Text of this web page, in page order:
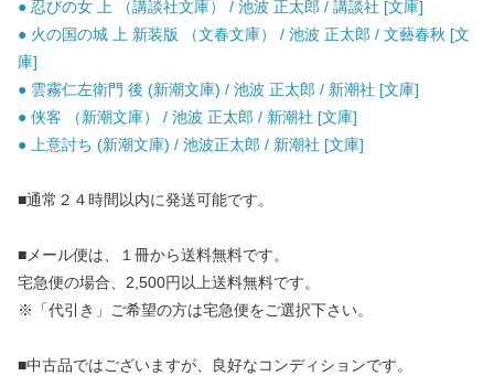
● 忍びの女 上 （講談社文庫） / 池波 正太郎 / 講談社 [文庫]
● 火の国の城 上 新装版 （文春文庫） / 池波 正太郎 / 文藝春秋 [文
庫]
● 雲霧仁左衛門 後 (新潮文庫) / 池波 正太郎 / 新潮社 [文庫]
● 侠客 （新潮文庫） / 池波 正太郎 / 新潮社 [文庫]
● 上意討ち (新潮文庫) / 池波正太郎 / 新潮社 [文庫]
■通常２４時間以内に発送可能です。
■メール便は、１冊から送料無料です。
宅急便の場合、2,500円以上送料無料です。
※「代引き」ご希望の方は宅急便をご選択下さい。
■中古品ではございますが、良好なコンディションです。